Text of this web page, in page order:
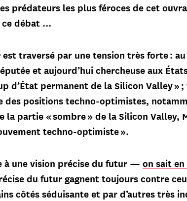
prédateurs les plus féroces de cet
ce débat …
est traversé par une tension très forte :
et aujourd’hui chercheuse aux
d’État permanent de la Silicon Valley » ;
des positions techno-optimistes,
la partie « sombre » de la Silicon Valley,
techno-optimiste ».
à une vision précise du futur —on sait
du futur gagnent toujours contre
côtés séduisante et par d’autres très